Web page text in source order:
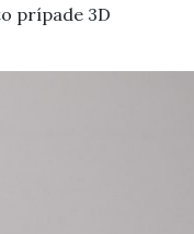
prípade 3D